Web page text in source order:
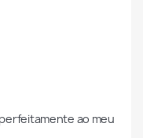
ao meu